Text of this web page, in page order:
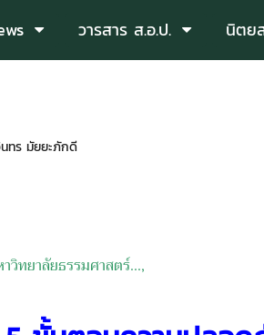
วารสาร ส.อ.ป. นิตย
ทร มัยยะภักดี
ยาลัยธรรมศาสตร์...,